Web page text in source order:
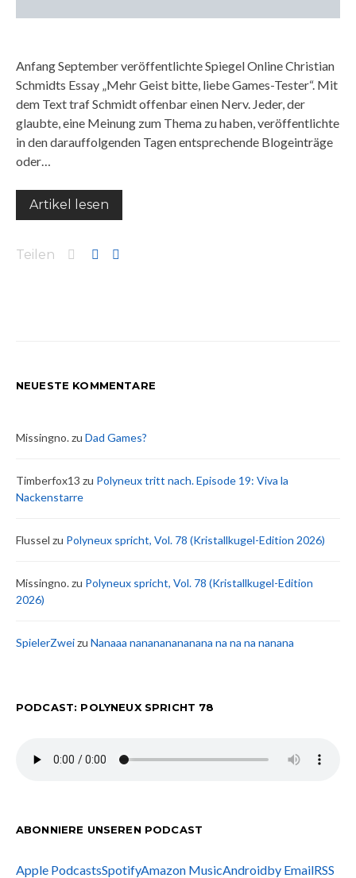
Anfang September veröffentlichte Spiegel Online Christian
Schmidts Essay „Mehr Geist bitte, liebe Games-Tester“. Mit
dem Text traf Schmidt offenbar einen Nerv. Jeder, der
glaubte, eine Meinung zum Thema zu haben, veröffentlichte
in den darauffolgenden Tagen entsprechende Blogeinträge
oder…
Artikel lesen
Teilen
NEUESTE KOMMENTARE
Missingno.zu Dad Games?
Timberfox13 zu Polyneux tritt nach. Episode 19: Viva la
Nackenstarre
Flussel zu Polyneux spricht, Vol. 78 (Kristallkugel-Edition 2026)
Missingno.zu Polyneux spricht, Vol. 78 (Kristallkugel-Edition
2026)
SpielerZweizu Nanaaa nanananananana na na na nanana
PODCAST: POLYNEUX SPRICHT 78
ABONNIERE UNSEREN PODCAST
Apple PodcastsSpotifyAmazon MusicAndroidby EmailRSS